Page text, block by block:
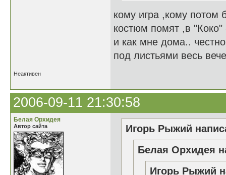
кому игра ,кому потом
костюм помят ,в "Коко"
и как мне дома..
под листьями весь
Неактивен
2006-09-11 21:30:58
Белая Орхидея
Автор сайта
Игорь Рыжий
Белая Орхидея
Игорь Рыжий